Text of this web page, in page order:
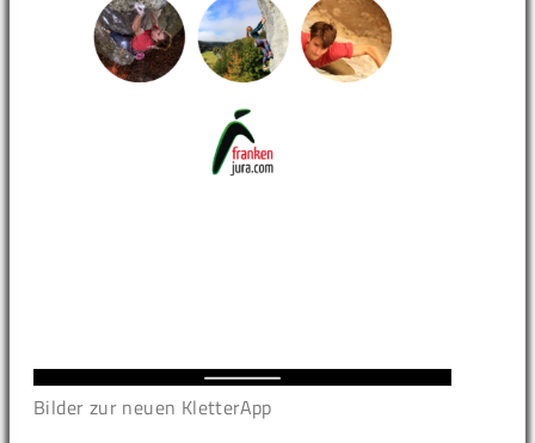
Bilder zur neuen KletterApp